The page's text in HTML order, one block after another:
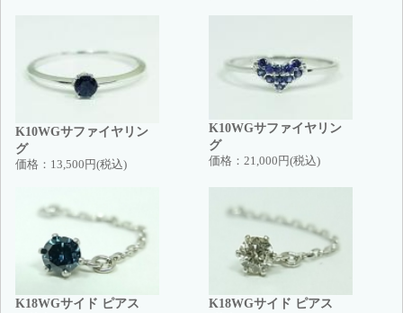
K10WGサファイヤリン
グ
価格： 13,500円(税込)
K10WGサファイヤリン
グ
価格： 21,000円(税込)
K18WGサイド ピアス
K18WGサイド ピアス